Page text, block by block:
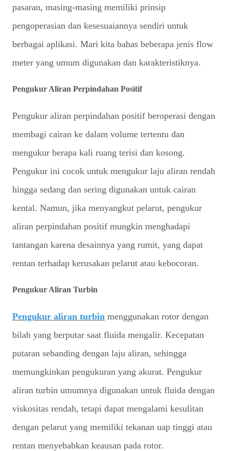
pasaran, masing-masing memiliki prinsip
pengoperasian dan kesesuaiannya sendiri untuk
berbagai aplikasi. Mari kita bahas beberapa jenis flow
meter yang umum digunakan dan karakteristiknya.
Pengukur Aliran Perpindahan Positif
Pengukur aliran perpindahan positif beroperasi dengan
membagi cairan ke dalam volume tertentu dan
mengukur berapa kali ruang terisi dan kosong.
Pengukur ini cocok untuk mengukur laju aliran rendah
hingga sedang dan sering digunakan untuk cairan
kental. Namun, jika menyangkut pelarut, pengukur
aliran perpindahan positif mungkin menghadapi
tantangan karena desainnya yang rumit, yang dapat
rentan terhadap kerusakan pelarut atau kebocoran.
Pengukur Aliran Turbin
Pengukur aliran turbin menggunakan rotor dengan
bilah yang berputar saat fluida mengalir. Kecepatan
putaran sebanding dengan laju aliran, sehingga
memungkinkan pengukuran yang akurat. Pengukur
aliran turbin umumnya digunakan untuk fluida dengan
viskositas rendah, tetapi dapat mengalami kesulitan
dengan pelarut yang memiliki tekanan uap tinggi atau
rentan menyebabkan keausan pada rotor.